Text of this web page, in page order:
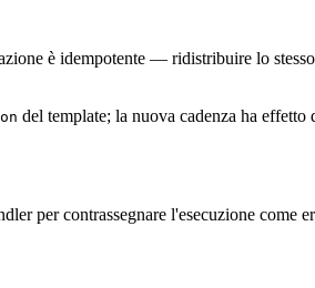
è idempotente — ridistribuire lo
del template; la nuova cadenza ha
per contrassegnare l'esecuzione come